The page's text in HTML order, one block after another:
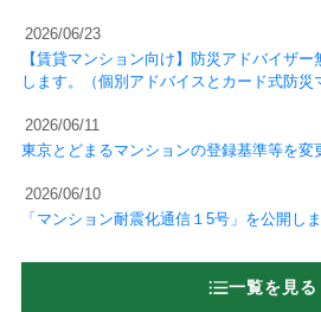
2026/06/23
【賃貸マンション向け】防災アドバイザ
します。（個別アドバイスとカード式防災
2026/06/11
東京とどまるマンションの登録基準等を変
2026/06/10
「マンション耐震化通信１5号」を公開しま
一覧を見る